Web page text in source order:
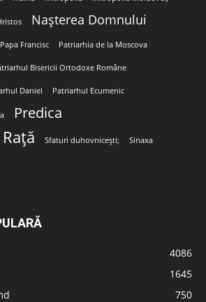
Nașterea Domnului
Papa Francisc Patriarhia de la Moscova
Bisericii Ortodoxe Române
Daniel Patriarhul Ecumenic
Predica
Sfaturi duhovnicești; Sinaxa
4086
1645
750